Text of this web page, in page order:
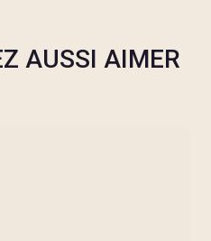
AUSSI AIMER